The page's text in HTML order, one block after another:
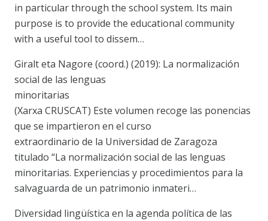
in particular through the school system. Its main
purpose is to provide the educational community
with a useful tool to dissem…
Giralt eta Nagore (coord.) (2019): La normalización
social de las lenguas
minoritarias
(Xarxa CRUSCAT) Este volumen recoge las ponencias
que se impartieron en el curso
extraordinario de la Universidad de Zaragoza
titulado “La normalización social de las lenguas
minoritarias. Experiencias y procedimientos para la
salvaguarda de un patrimonio inmateri…
Diversidad lingüística en la agenda política de las